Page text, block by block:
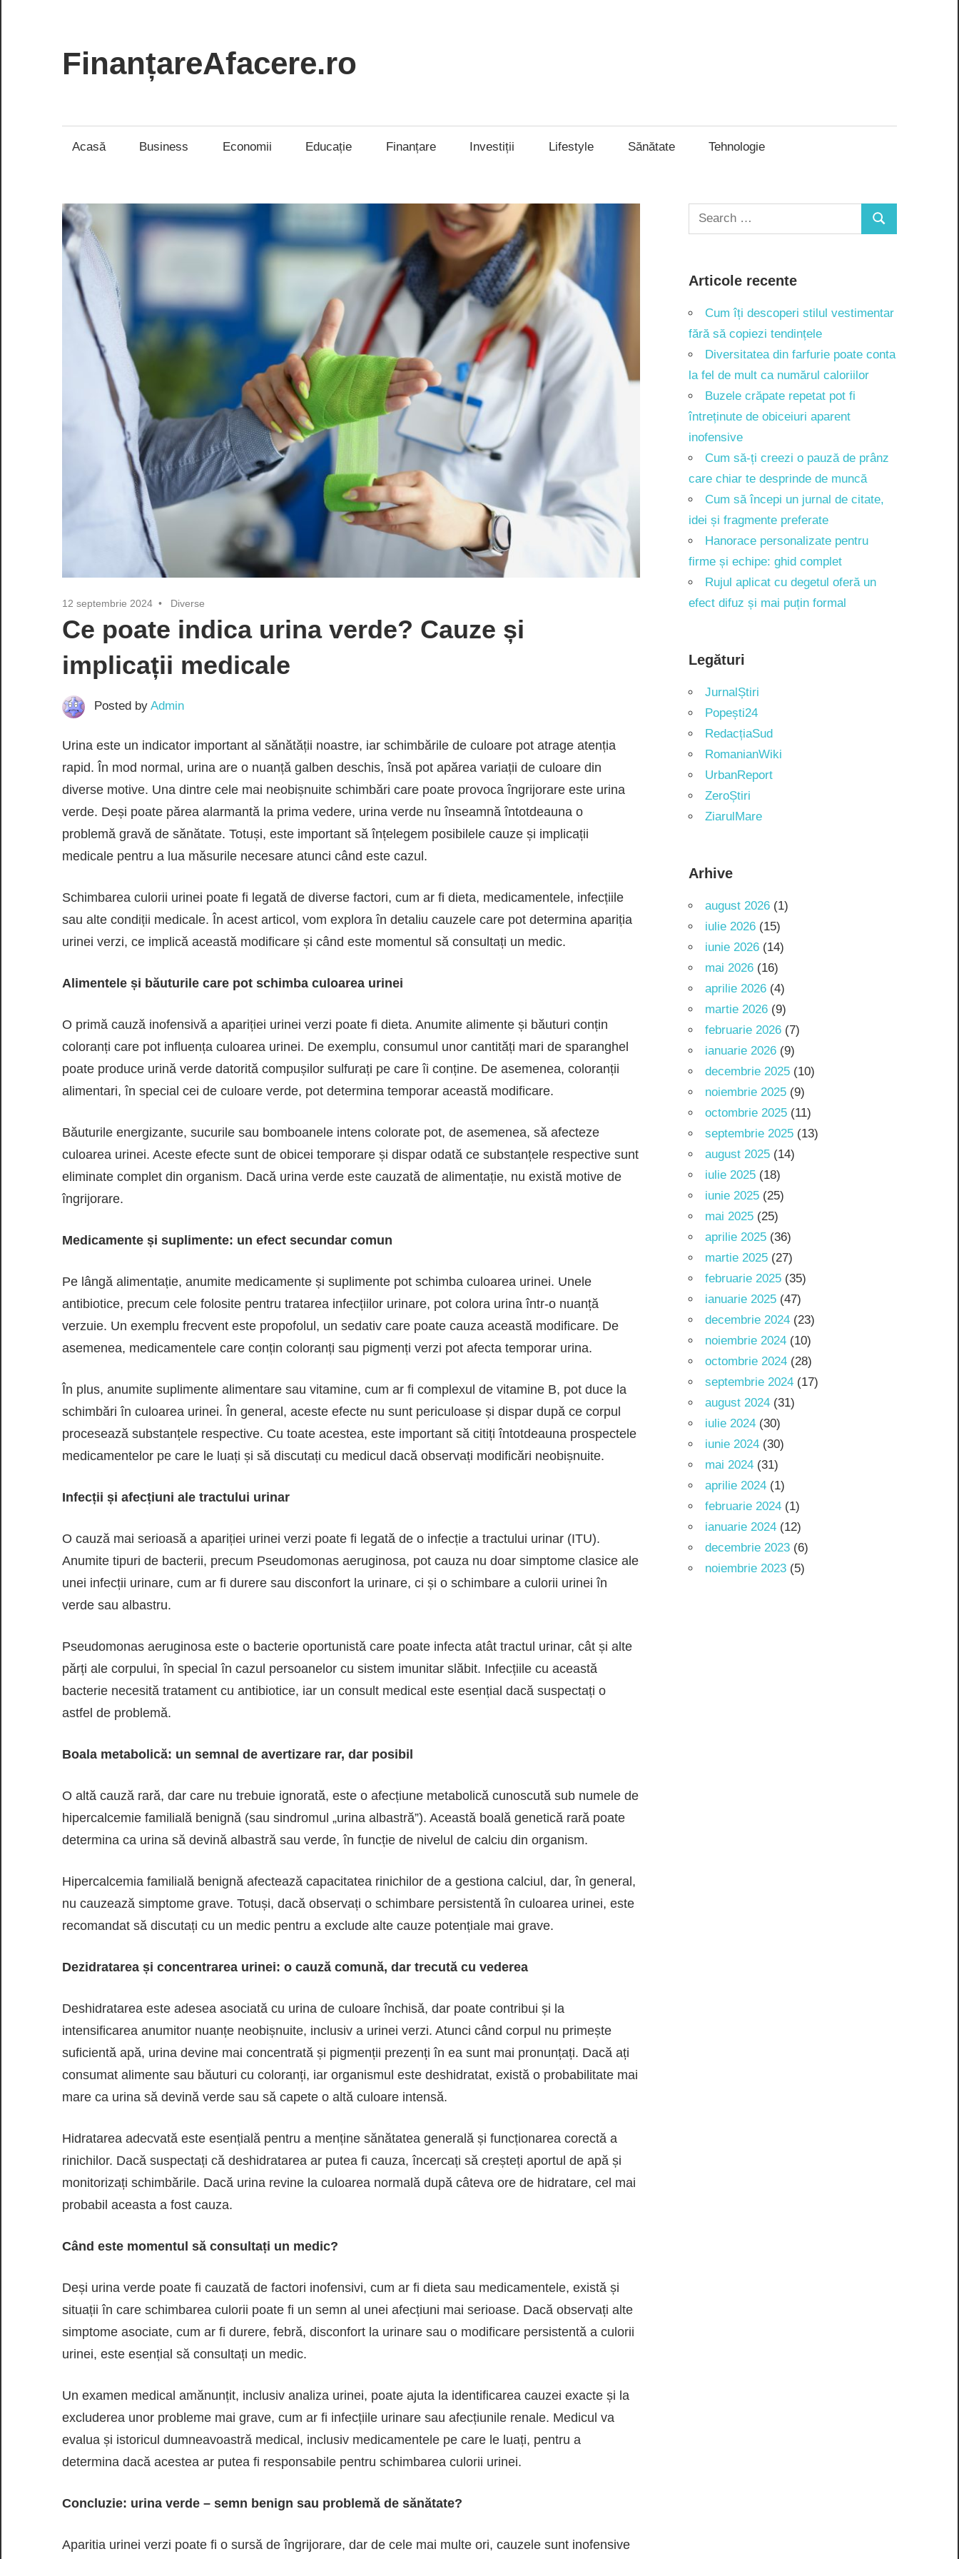
content
FinanțareAfacere.ro
Acasă Business Economii Educație Finanțare Investiții Lifestyle Sănătate Tehnologie
12 septembrie 2024 Diverse
Ce poate indica urina verde? Cauze și
implicații medicale
Posted by Admin
Urina este un indicator important al sănătății noastre, iar schimbările de culoare pot atrage atenția
rapid. În mod normal, urina are o nuanță galben deschis, însă pot apărea variații de culoare din
diverse motive. Una dintre cele mai neobișnuite schimbări care poate provoca îngrijorare este urina
verde. Deși poate părea alarmantă la prima vedere, urina verde nu înseamnă întotdeauna o
problemă gravă de sănătate. Totuși, este important să înțelegem posibilele cauze și implicații
medicale pentru a lua măsurile necesare atunci când este cazul.
Schimbarea culorii urinei poate fi legată de diverse factori, cum ar fi dieta, medicamentele, infecțiile
sau alte condiții medicale. În acest articol, vom explora în detaliu cauzele care pot determina apariția
urinei verzi, ce implică această modificare și când este momentul să consultați un medic.
Alimentele și băuturile care pot schimba culoarea urinei
O primă cauză inofensivă a apariției urinei verzi poate fi dieta. Anumite alimente și băuturi conțin
coloranți care pot influența culoarea urinei. De exemplu, consumul unor cantități mari de sparanghel
poate produce urină verde datorită compușilor sulfurați pe care îi conține. De asemenea, coloranții
alimentari, în special cei de culoare verde, pot determina temporar această modificare.
Băuturile energizante, sucurile sau bomboanele intens colorate pot, de asemenea, să afecteze
culoarea urinei. Aceste efecte sunt de obicei temporare și dispar odată ce substanțele respective sunt
eliminate complet din organism. Dacă urina verde este cauzată de alimentație, nu există motive de
îngrijorare.
Medicamente și suplimente: un efect secundar comun
Pe lângă alimentație, anumite medicamente și suplimente pot schimba culoarea urinei. Unele
antibiotice, precum cele folosite pentru tratarea infecțiilor urinare, pot colora urina într-o nuanță
verzuie. Un exemplu frecvent este propofolul, un sedativ care poate cauza această modificare. De
asemenea, medicamentele care conțin coloranți sau pigmenți verzi pot afecta temporar urina.
În plus, anumite suplimente alimentare sau vitamine, cum ar fi complexul de vitamine B, pot duce la
schimbări în culoarea urinei. În general, aceste efecte nu sunt periculoase și dispar după ce corpul
procesează substanțele respective. Cu toate acestea, este important să citiți întotdeauna prospectele
medicamentelor pe care le luați și să discutați cu medicul dacă observați modificări neobișnuite.
Infecții și afecțiuni ale tractului urinar
O cauză mai serioasă a apariției urinei verzi poate fi legată de o infecție a tractului urinar (ITU).
Anumite tipuri de bacterii, precum Pseudomonas aeruginosa, pot cauza nu doar simptome clasice ale
unei infecții urinare, cum ar fi durere sau disconfort la urinare, ci și o schimbare a culorii urinei în
verde sau albastru.
Pseudomonas aeruginosa este o bacterie oportunistă care poate infecta atât tractul urinar, cât și alte
părți ale corpului, în special în cazul persoanelor cu sistem imunitar slăbit. Infecțiile cu această
bacterie necesită tratament cu antibiotice, iar un consult medical este esențial dacă suspectați o
astfel de problemă.
Boala metabolică: un semnal de avertizare rar, dar posibil
O altă cauză rară, dar care nu trebuie ignorată, este o afecțiune metabolică cunoscută sub numele de
hipercalcemie familială benignă (sau sindromul „urina albastră”). Această boală genetică rară poate
determina ca urina să devină albastră sau verde, în funcție de nivelul de calciu din organism.
Hipercalcemia familială benignă afectează capacitatea rinichilor de a gestiona calciul, dar, în general,
nu cauzează simptome grave. Totuși, dacă observați o schimbare persistentă în culoarea urinei, este
recomandat să discutați cu un medic pentru a exclude alte cauze potențiale mai grave.
Dezidratarea și concentrarea urinei: o cauză comună, dar trecută cu vederea
Deshidratarea este adesea asociată cu urina de culoare închisă, dar poate contribui și la
intensificarea anumitor nuanțe neobișnuite, inclusiv a urinei verzi. Atunci când corpul nu primește
suficientă apă, urina devine mai concentrată și pigmenții prezenți în ea sunt mai pronunțați. Dacă ați
consumat alimente sau băuturi cu coloranți, iar organismul este deshidratat, există o probabilitate mai
mare ca urina să devină verde sau să capete o altă culoare intensă.
Hidratarea adecvată este esențială pentru a menține sănătatea generală și funcționarea corectă a
rinichilor. Dacă suspectați că deshidratarea ar putea fi cauza, încercați să creșteți aportul de apă și
monitorizați schimbările. Dacă urina revine la culoarea normală după câteva ore de hidratare, cel mai
probabil aceasta a fost cauza.
Când este momentul să consultați un medic?
Deși urina verde poate fi cauzată de factori inofensivi, cum ar fi dieta sau medicamentele, există și
situații în care schimbarea culorii poate fi un semn al unei afecțiuni mai serioase. Dacă observați alte
simptome asociate, cum ar fi durere, febră, disconfort la urinare sau o modificare persistentă a culorii
urinei, este esențial să consultați un medic.
Un examen medical amănunțit, inclusiv analiza urinei, poate ajuta la identificarea cauzei exacte și la
excluderea unor probleme mai grave, cum ar fi infecțiile urinare sau afecțiunile renale. Medicul va
evalua și istoricul dumneavoastră medical, inclusiv medicamentele pe care le luați, pentru a
determina dacă acestea ar putea fi responsabile pentru schimbarea culorii urinei.
Concluzie: urina verde – semn benign sau problemă de sănătate?
Aparitia urinei verzi poate fi o sursă de îngrijorare, dar de cele mai multe ori, cauzele sunt inofensive
Search
for:
Search
Articole recente
Cum îți descoperi stilul vestimentar
fără să copiezi tendințele
Diversitatea din farfurie poate conta
la fel de mult ca numărul caloriilor
Buzele crăpate repetat pot fi
întreținute de obiceiuri aparent
inofensive
Cum să-ți creezi o pauză de prânz
care chiar te desprinde de muncă
Cum să începi un jurnal de citate,
idei și fragmente preferate
Hanorace personalizate pentru
firme și echipe: ghid complet
Rujul aplicat cu degetul oferă un
efect difuz și mai puțin formal
Legături
JurnalȘtiri
Popești24
RedacțiaSud
RomanianWiki
UrbanReport
ZeroȘtiri
ZiarulMare
Arhive
august 2026(1)
iulie 2026(15)
iunie 2026(14)
mai 2026(16)
aprilie 2026(4)
martie 2026(9)
februarie 2026(7)
ianuarie 2026(9)
decembrie 2025(10)
noiembrie 2025(9)
octombrie 2025(11)
septembrie 2025(13)
august 2025(14)
iulie 2025(18)
iunie 2025(25)
mai 2025(25)
aprilie 2025(36)
martie 2025(27)
februarie 2025(35)
ianuarie 2025(47)
decembrie 2024(23)
noiembrie 2024(10)
octombrie 2024(28)
septembrie 2024(17)
august 2024(31)
iulie 2024(30)
iunie 2024(30)
mai 2024(31)
aprilie 2024(1)
februarie 2024(1)
ianuarie 2024(12)
decembrie 2023(6)
noiembrie 2023(5)